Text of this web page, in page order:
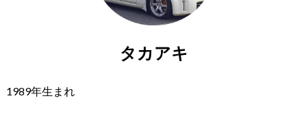
タカアキ
1989年生まれ